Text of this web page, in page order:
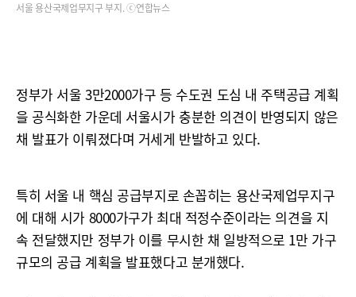
서울 용산국제업무지구 부지. ⓒ연합뉴스
정부가 서울 3만2000가구 등 수도권 도심 내 주택공급 계획
을 공식화한 가운데 서울시가 충분한 의견이 반영되지 않은
채 발표가 이뤄졌다며 거세게 반발하고 있다.
특히 서울 내 핵심 공급부지로 손꼽히는 용산국제업무지구
에 대해 시가 8000가구가 최대 적정수준이라는 의견을 지
속 전달했지만 정부가 이를 무시한 채 일방적으로 1만 가구
규모의 공급 계획을 발표했다고 분개했다.